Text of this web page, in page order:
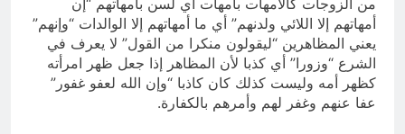
من الزوجات كالأمهات بأمهات أي لسن بأمهاتهم “إن
أمهاتهم إلا اللائي ولدنهم” أي ما أمهاتهم إلا الوالدات “وإنهم”
يعني المظاهرين “ليقولون منكرا من القول” لا يعرف في
الشرع “وزورا” أي كذبا لأن المظاهر إذا جعل ظهر امرأته
كظهر أمه وليست كذلك كان كاذبا “وإن الله لعفو غفور”
عفا عنهم وغفر لهم وأمرهم بالكفارة.